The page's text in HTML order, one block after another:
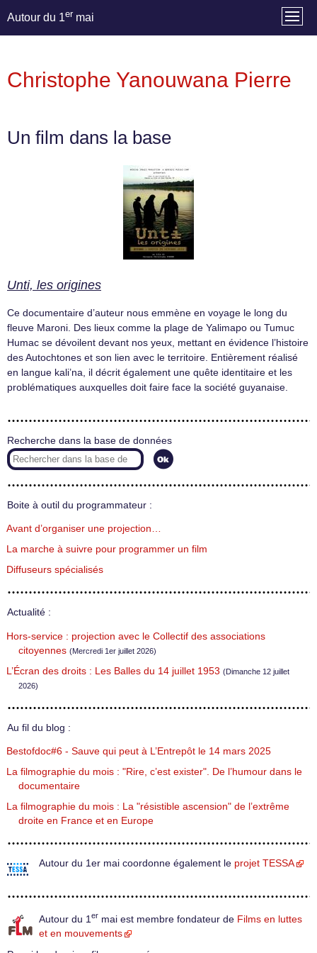
Autour du 1er mai
Christophe Yanouwana Pierre
Un film dans la base
Unti, les origines
Ce documentaire d’auteur nous emmène en voyage le long du
fleuve Maroni. Des lieux comme la plage de Yalimapo ou Tumuc
Humac se dévoilent devant nos yeux, mettant en évidence l’histoire
des Autochtones et son lien avec le territoire. Entièrement réalisé
en langue kali’na, il décrit également une quête identitaire et les
problématiques auxquelles doit faire face la société guyanaise.
Recherche dans la base de données
Boite à outil du programmateur :
Avant d’organiser une projection…
La marche à suivre pour programmer un film
Diffuseurs spécialisés
Actualité :
Hors-service : projection avec le Collectif des associations
citoyennes (Mercredi 1er juillet 2026)
L’Écran des droits : Les Balles du 14 juillet 1953 (Dimanche 12 juillet
2026)
Au fil du blog :
Bestofdoc#6 - Sauve qui peut à L’Entrepôt le 14 mars 2025
La filmographie du mois : "Rire, c’est exister". De l’humour dans le
documentaire
La filmographie du mois : La "résistible ascension" de l’extrême
droite en France et en Europe
Autour du 1er mai coordonne également le projet TESSA
Autour du 1 er mai est membre fondateur de Films en luttes
et en mouvements